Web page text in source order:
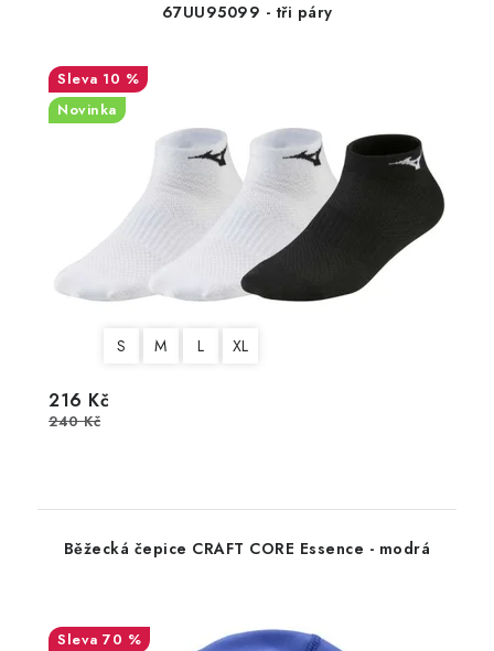
67UU95099 - tři páry
10 %
Novinka
S M L XL
216 Kč
240 Kč
Běžecká čepice CRAFT CORE Essence - modrá
70 %